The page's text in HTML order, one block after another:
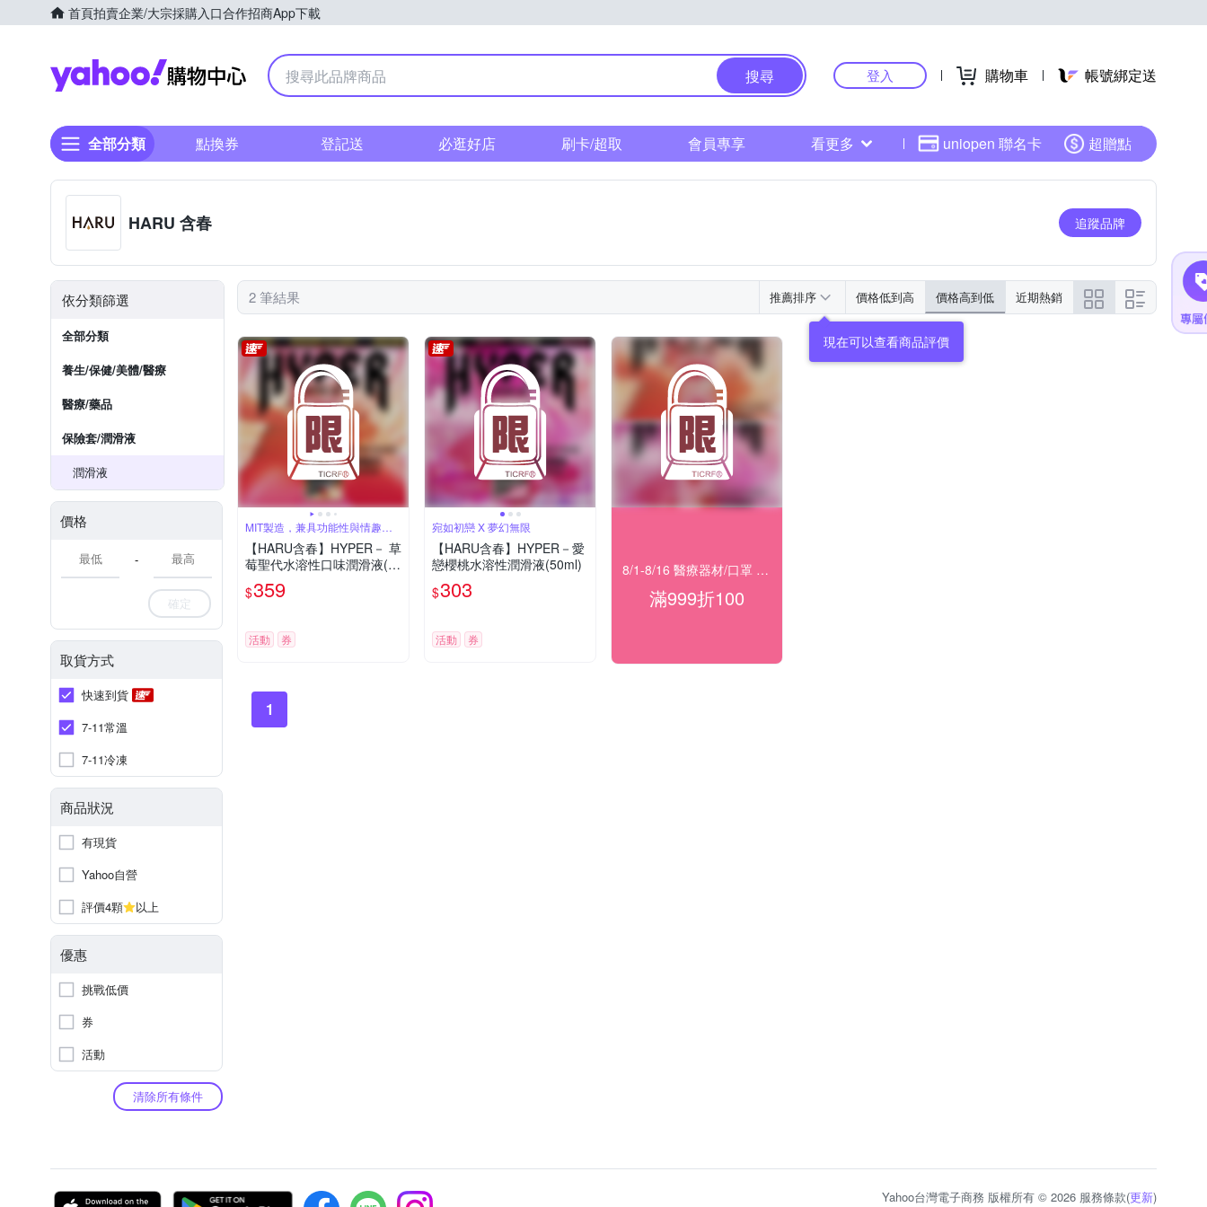
首頁拍賣企業/大宗採購入口合作招商App下載
Yahoo購物中心
搜尋 登入 購物車 帳號綁定送
全部分類 點換券 登記送 必逛好店 刷卡/超取 會員專享 看更多 uniopen 聯名卡 超贈點
HARU 含春 追蹤品牌
依分類篩選
全部分類
養生/保健/美體/醫療
醫療/藥品
保險套/潤滑液
潤滑液
價格
-
確定
取貨方式
快速到貨
7-11常溫
7-11冷凍
商品狀況
有現貨
Yahoo自營
評價4顆
以上
優惠
挑戰低價
券
活動
清除所有條件
2 筆結果 推薦排序 價格低到高 價格高到低 近期熱銷
現在可以查看商品評價
MIT製造，兼具功能性與情趣的
口味潤滑液
【HARU含春】HYPER－ 草
莓聖代水溶性口味潤滑液(5
0ml)
$359
活動 券
宛如初戀 X 夢幻無限
【HARU含春】HYPER－愛
戀櫻桃水溶性潤滑液(50ml)
$303
活動 券
8/1-8/16 醫療器材/口罩 指定滿999折100
滿999折100
1
Yahoo台灣電子商務 版權所有 © 2026 服務條款(更新)